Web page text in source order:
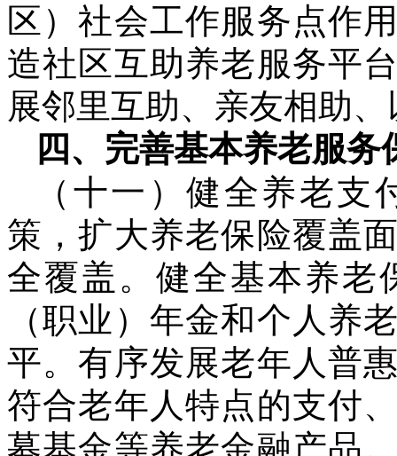
区）社会工作服务点作
造社区互助养老服务平
展邻里互助、亲友相助
四、完善基本养老服务
（十一）健全养老
策，扩大养老保险覆盖
全覆盖。健全基本养老
（职业）年金和个人养
平。有序发展老年人普
符合老年人特点的支付
募基金等养老金融产品